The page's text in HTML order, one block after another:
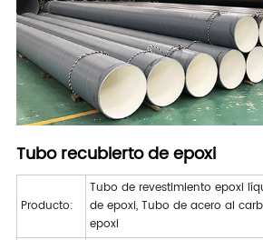
Tubo recubierto de epoxi
Producto:
Tubo de revestimiento epoxi
de epoxi, Tubo de acero al
epoxi